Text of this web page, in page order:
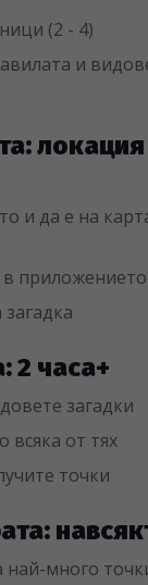
(2 - 4)
и
и да е на
в приложението
2 часа+
загадки
всяка от тях
точки
най-много